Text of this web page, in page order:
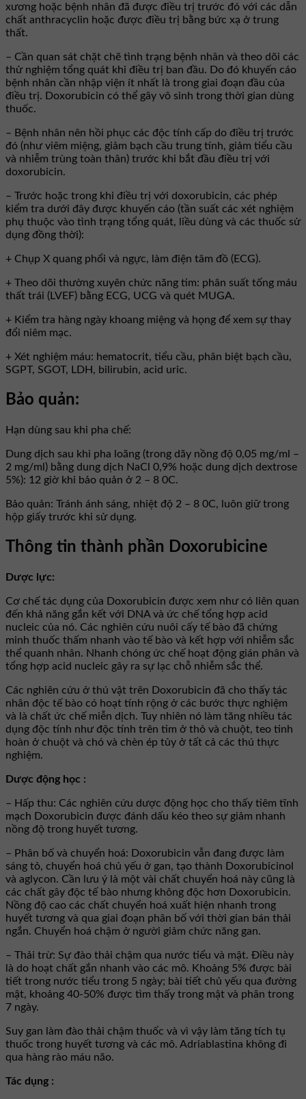
xương hoặc bệnh nhân đã được điều trị trước đó với các dẫn
chất anthracyclin hoặc được điều trị bằng bức xạ ở trung
thất.
– Cần quan sát chặt chẽ tình trạng bệnh nhân và theo dõi các
thử nghiệm tổng quát khi điều trị ban đầu. Do đó khuyến cáo
bệnh nhân cần nhập viện ít nhất là trong giai đoạn đầu của
điều trị. Doxorubicin có thể gây vô sinh trong thời gian dùng
thuốc.
– Bệnh nhân nên hồi phục các độc tính cấp do điều trị trước
đó (như viêm miệng, giảm bạch cầu trung tính, giảm tiểu cầu
và nhiễm trùng toàn thân) trước khi bắt đầu điều trị với
doxorubicin.
– Trước hoặc trong khi điều trị với doxorubicin, các phép
kiểm tra dưới đây được khuyến cáo (tần suất các xét nghiệm
phụ thuộc vào tình trạng tổng quát, liều dùng và các thuốc sử
dụng đồng thời):
+ Chụp X quang phổi và ngực, làm điện tâm đồ (ECG).
+ Theo dõi thường xuyên chức năng tim: phân suất tống máu
thất trái (LVEF) bằng ECG, UCG và quét MUGA.
+ Kiểm tra hàng ngày khoang miệng và họng để xem sự thay
đổi niêm mạc.
+ Xét nghiệm máu: hematocrit, tiểu cầu, phân biệt bạch cầu,
SGPT, SGOT, LDH, bilirubin, acid uric.
Bảo quản:
Hạn dùng sau khi pha chế:
Dung dịch sau khi pha loãng (trong dãy nồng độ 0,05 mg/ml –
2 mg/ml) bằng dung dịch NaCl 0,9% hoặc dung dịch dextrose
5%): 12 giờ khi bảo quản ở 2 – 8 0C.
Bảo quản: Tránh ánh sáng, nhiệt độ 2 – 8 0C, luôn giữ trong
hộp giấy trước khi sử dụng.
Thông tin thành phần Doxorubicine
Dược lực:
Cơ chế tác dụng của Doxorubicin được xem như có liên quan
đến khả năng gắn kết với DNA và ức chế tổng hợp acid
nucleic của nó. Các nghiên cứu nuôi cấy tế bào đã chứng
minh thuốc thấm nhanh vào tế bào và kết hợp với nhiễm sắc
thể quanh nhân. Nhanh chóng ức chế hoạt động gián phân và
tổng hợp acid nucleic gây ra sự lạc chỗ nhiễm sắc thể.
Các nghiên cứu ở thú vật trên Doxorubicin đã cho thấy tác
nhân độc tế bào có hoạt tính rộng ở các bước thực nghiệm
và là chất ức chế miễn dịch. Tuy nhiên nó làm tăng nhiều tác
dụng độc tính như độc tính trên tim ở thỏ và chuột, teo tinh
hoàn ở chuột và chó và chèn ép tủy ở tất cả các thú thực
nghiệm.
Dược động học :
– Hấp thu: Các nghiên cứu dược động học cho thấy tiêm tĩnh
mạch Doxorubicin được đánh dấu kéo theo sự giảm nhanh
nồng độ trong huyết tương.
– Phân bố và chuyển hoá: Doxorubicin vẫn đang được làm
sáng tỏ, chuyển hoá chủ yếu ở gan, tạo thành Doxorubicinol
và aglycon. Cần lưu ý là một vài chất chuyển hoá này cũng là
các chất gây độc tế bào nhưng không độc hơn Doxorubicin.
Nồng độ cao các chất chuyển hoá xuất hiện nhanh trong
huyết tương và qua giai đoạn phân bố với thời gian bán thải
ngắn. Chuyển hoá chậm ở người giảm chức năng gan.
– Thải trừ: Sự đào thải chậm qua nước tiểu và mật. Ðiều này
là do hoạt chất gắn nhanh vào các mô. Khoảng 5% được bài
tiết trong nước tiểu trong 5 ngày; bài tiết chủ yếu qua đường
mật, khoảng 40-50% được tìm thấy trong mật và phân trong
7 ngày.
Suy gan làm đào thải chậm thuốc và vì vậy làm tăng tích tụ
thuốc trong huyết tương và các mô. Adriablastina không đi
qua hàng rào máu não.
Tác dụng :